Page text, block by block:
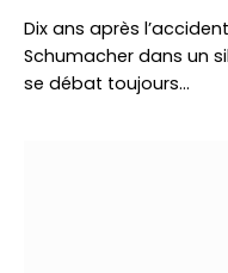
Dix ans après
Schumacher dans un
se débat toujours…